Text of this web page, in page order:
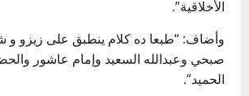
الأخلاقية”.
وأضاف: “طبعا ده كلام ينطبق على زيزو و
صبحي وعبدالله السعيد وإمام عاشور
الحميد”.